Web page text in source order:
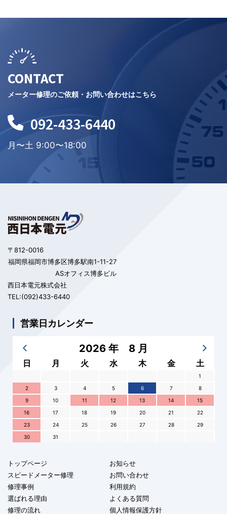
CONTACT
メーター修理のご依頼・お問い合わせはこちら
092-433-6440
月〜土 9:00〜18:00
〒812-0016
福岡県福岡市博多区博多駅南1-11-27
ASオフィス博多ビル
西日本電元株式会社
TEL:(092)433-6440
営業日カレンダー
2026 年 8 月
日 月 火 水 木 金 土
1
2
3 4 5 6 7
8
9
10 11 12 13 14
15
16
17 18 19 20 21
22
23
24 25 26 27 28
29
30
31
トップページ
お知らせ
スピードメーター修理
お問い合わせ
修理事例
利用規約
選ばれる理由
よくある質問
修理の流れ
個人情報保護方針